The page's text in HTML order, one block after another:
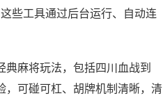
些工具通过后台运行、自动连
典麻将玩法，包括四川血战到
，可碰可杠、胡牌机制清晰，清